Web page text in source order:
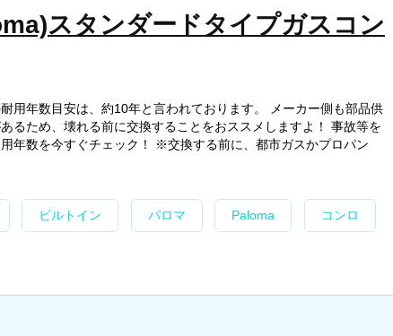
スタンダードタイプガスコン
用年数目安は、約10年と言われております。 メーカー側も部品供
るため、壊れる前に交換することをおススメしますよ！ 事故等を
年数を今すぐチェック！ ※交換する前に、都市ガスかプロパン
ビルトイン パロマ Paloma コンロ